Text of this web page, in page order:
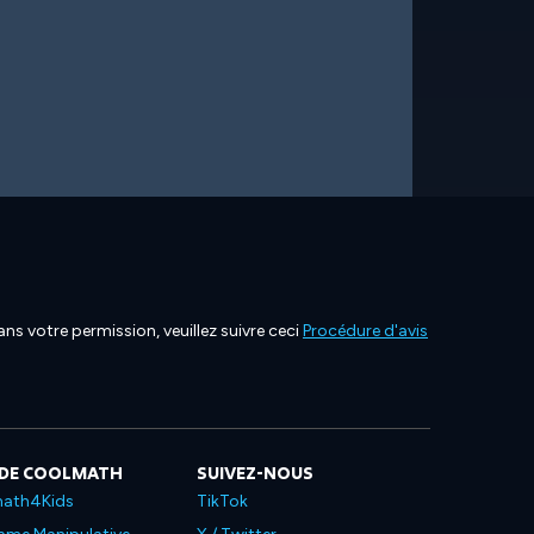
votre permission, veuillez suivre ceciProcédure d'avis
COOLMATH SUIVEZ-NOUS
TikTok